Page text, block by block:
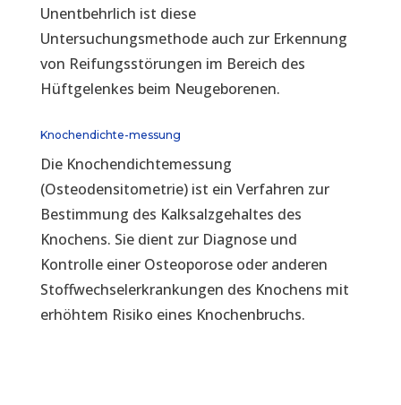
Unentbehrlich ist diese
Untersuchungsmethode auch zur Erkennung
von Reifungsstörungen im Bereich des
Hüftgelenkes beim Neugeborenen.
Knochendichte-messung
Die Knochendichtemessung
(Osteodensitometrie) ist ein Verfahren zur
Bestimmung des Kalksalzgehaltes des
Knochens. Sie dient zur Diagnose und
Kontrolle einer Osteoporose oder anderen
Stoffwechselerkrankungen des Knochens mit
erhöhtem Risiko eines Knochenbruchs.